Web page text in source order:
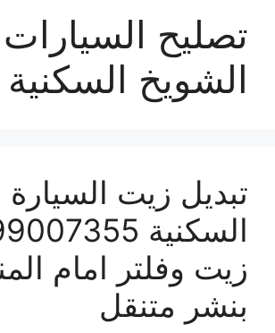
تصليح السيارات
الشويخ السكنية
تبديل زيت
زيت وفلتر امام
بنشر متنقل